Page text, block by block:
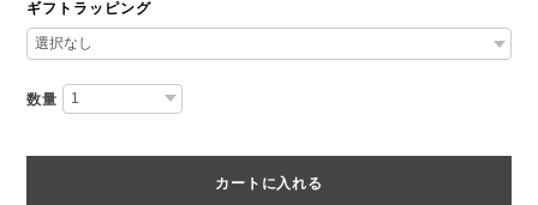
ギフトラッピング
数量
カートに入れる